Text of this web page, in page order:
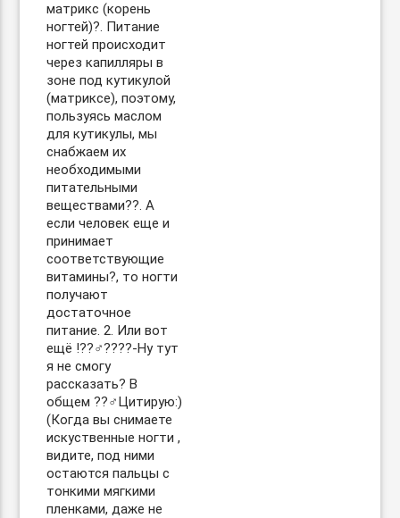
матрикс (корень
ногтей)?. Питание
ногтей происходит
через капилляры в
зоне под кутикулой
(матриксе), поэтому,
пользуясь маслом
для кутикулы, мы
снабжаем их
необходимыми
питательными
веществами??. А
если человек еще и
принимает
соответствующие
витамины?, то ногти
получают
достаточное
питание. 2. Или вот
ещё !??‍♂️??‍??-Ну тут
я не смогу
рассказать? В
общем ??‍♂️Цитирую:)
(Когда вы снимаете
искуственные ногти ,
видите, под ними
остаются пальцы с
тонкими мягкими
пленками, даже не